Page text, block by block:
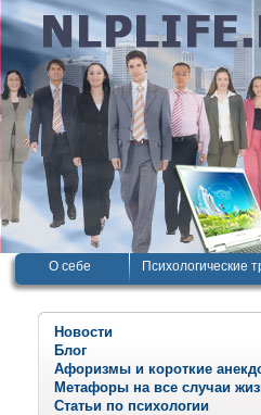
О себе Психологические
Новости
Блог
Афоризмы и короткие
Метафоры на все случаи
Статьи по психологии